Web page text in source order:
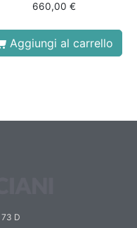
660,00€
Aggiungi al carrello
D